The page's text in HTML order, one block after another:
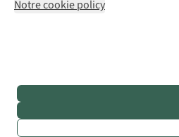
Notre cookie policy
30 15